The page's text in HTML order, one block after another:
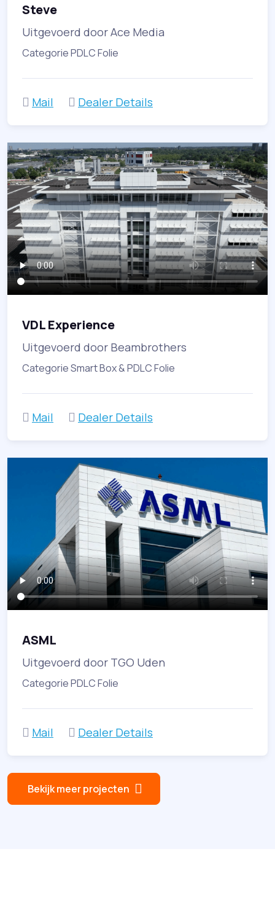
Steve
Uitgevoerd door Ace Media
Categorie PDLC Folie
Mail Dealer Details
VDL Experience
Uitgevoerd door Beambrothers
Categorie Smart Box & PDLC Folie
Mail Dealer Details
ASML
Uitgevoerd door TGO Uden
Categorie PDLC Folie
Mail Dealer Details
Bekijk meer projecten